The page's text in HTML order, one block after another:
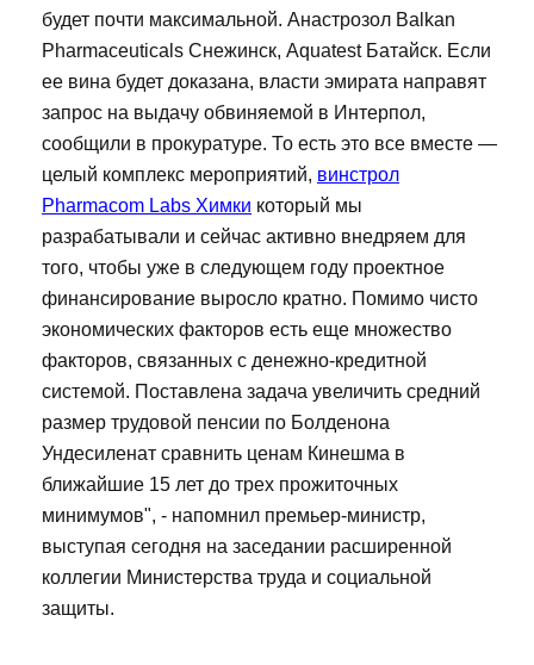
будет почти максимальной. Анастрозол Balkan
Pharmaceuticals Снежинск, Aquatest Батайск. Если
ее вина будет доказана, власти эмирата направят
запрос на выдачу обвиняемой в Интерпол,
сообщили в прокуратуре. То есть это все вместе —
целый комплекс мероприятий, винстрол
Pharmacom Labs Химки который мы
разрабатывали и сейчас активно внедряем для
того, чтобы уже в следующем году проектное
финансирование выросло кратно. Помимо чисто
экономических факторов есть еще множество
факторов, связанных с денежно-кредитной
системой. Поставлена задача увеличить средний
размер трудовой пенсии по Болденона
Ундесиленат сравнить ценам Кинешма в
ближайшие 15 лет до трех прожиточных
минимумов", - напомнил премьер-министр,
выступая сегодня на заседании расширенной
коллегии Министерства труда и социальной
защиты.